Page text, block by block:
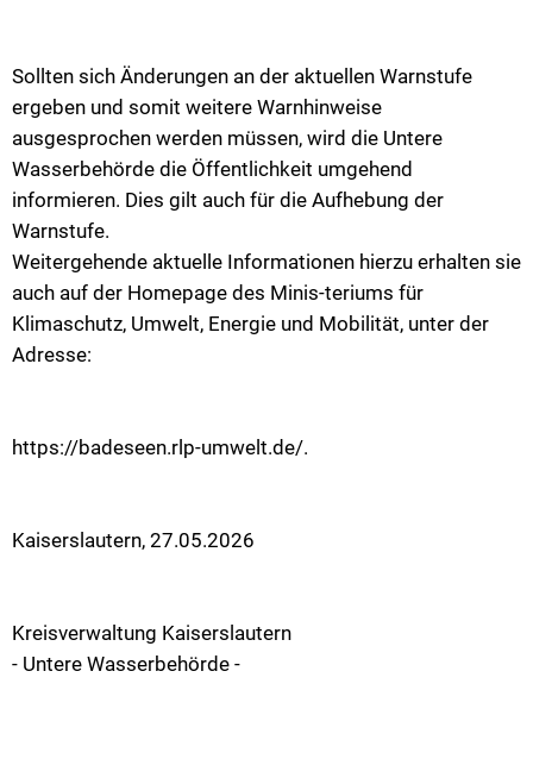
Sollten sich Änderungen an der aktuellen Warnstufe
ergeben und somit weitere Warnhinweise
ausgesprochen werden müssen, wird die Untere
Wasserbehörde die Öffentlichkeit umgehend
informieren. Dies gilt auch für die Aufhebung der
Warnstufe.
Weitergehende aktuelle Informationen hierzu erhalten sie
auch auf der Homepage des Minis-teriums für
Klimaschutz, Umwelt, Energie und Mobilität, unter der
Adresse:
https://badeseen.rlp-umwelt.de/.
Kaiserslautern, 27.05.2026
Kreisverwaltung Kaiserslautern
- Untere Wasserbehörde -